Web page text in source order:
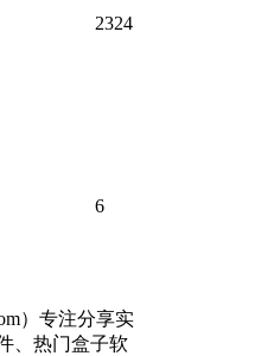
2324
6
）专注分享实
、热门盒子软